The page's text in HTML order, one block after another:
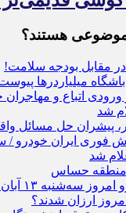
موضوعی هستند؟
مقابل بودجه سلامت!
میلیاردر‌ها
اتباع و مهاجران
شد
پیشران حل مسائل
فوری ایران خودرو /
شد
منطقه حساس
ارزان شدند؟